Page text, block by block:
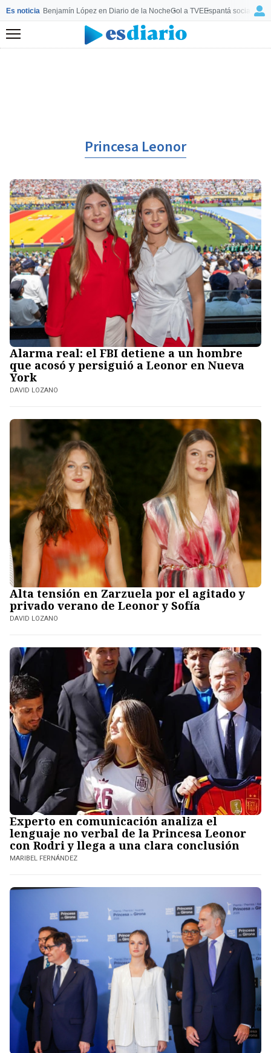
Es noticia Benjamín López en Diario de la NocheGol a TVEEspantá socialista
Menú
Princesa Leonor
Alarma real: el FBI detiene a un hombre
que acosó y persiguió a Leonor en Nueva
York
DAVID LOZANO
Alta tensión en Zarzuela por el agitado y
privado verano de Leonor y Sofía
DAVID LOZANO
Experto en comunicación analiza el
lenguaje no verbal de la Princesa Leonor
con Rodri y llega a una clara conclusión
MARIBEL FERNÁNDEZ